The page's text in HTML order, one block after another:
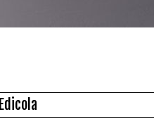
Edicola